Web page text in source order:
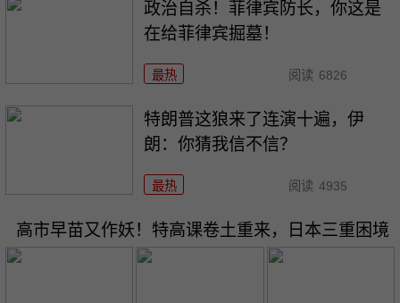
政治自杀！菲律宾防长，你这是
在给菲律宾掘墓！
最热 阅读 6826
特朗普这狼来了连演十遍，伊
朗：你猜我信不信？
最热 阅读 4935
高市早苗又作妖！特高课卷土重来，日本三重困境